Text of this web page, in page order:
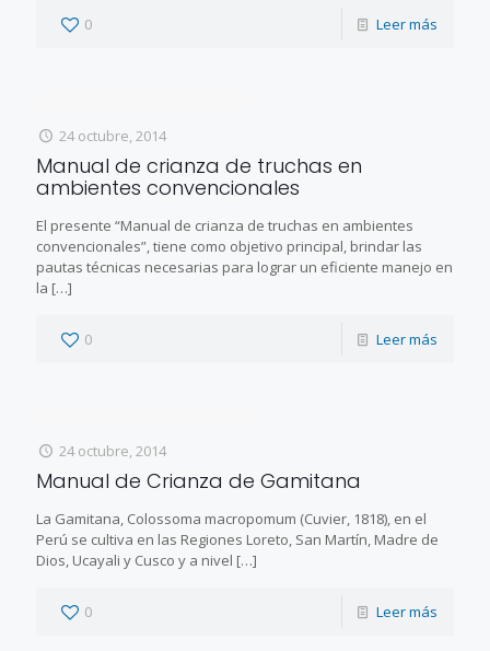
0 Leer más
24 octubre, 2014
Manual de crianza de truchas en
ambientes convencionales
El presente “Manual de crianza de truchas en ambientes
convencionales”, tiene como objetivo principal, brindar las
pautas técnicas necesarias para lograr un eficiente manejo en
la […]
0 Leer más
24 octubre, 2014
Manual de Crianza de Gamitana
La Gamitana, Colossoma macropomum (Cuvier, 1818), en el
Perú se cultiva en las Regiones Loreto, San Martín, Madre de
Dios, Ucayali y Cusco y a nivel […]
0 Leer más